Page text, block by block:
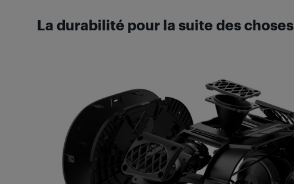
La durabilité pour la suite des choses